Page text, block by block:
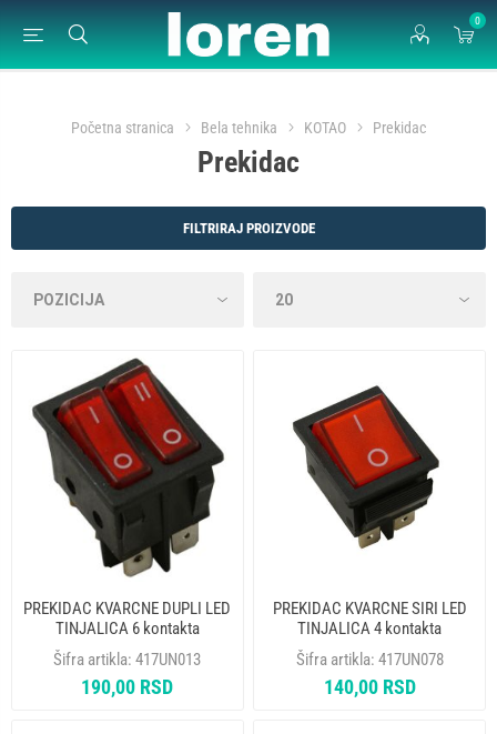
0
Početna stranica Bela tehnika KOTAO Prekidac
Prekidac
FILTRIRAJ PROIZVODE
PREKIDAC KVARCNE DUPLI LED
TINJALICA 6 kontakta
Šifra artikla:417UN013
190,00 RSD
PREKIDAC KVARCNE SIRI LED
TINJALICA 4 kontakta
Šifra artikla: 417UN078
140,00 RSD